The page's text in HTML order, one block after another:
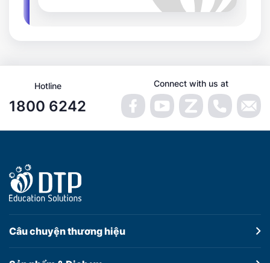
Hotline
1800 6242
Connect with us at
Câu chuyệnthương hiệu